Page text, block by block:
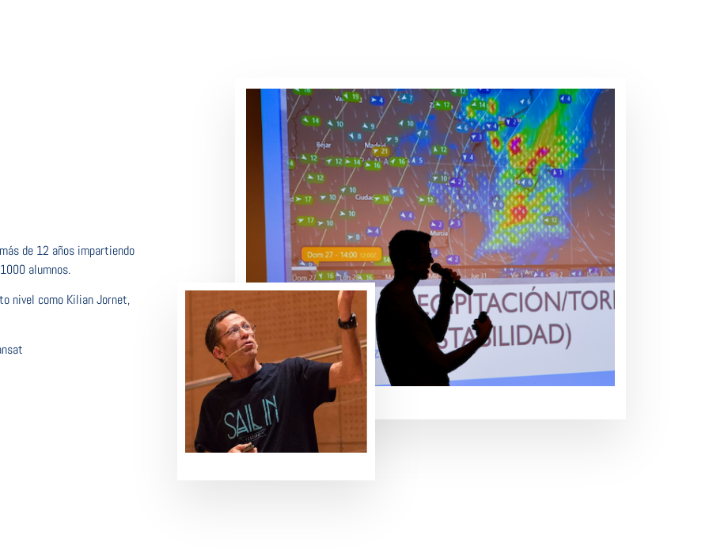
de 12 años impartiendo
alumnos.
nivel como Kilian Jornet,